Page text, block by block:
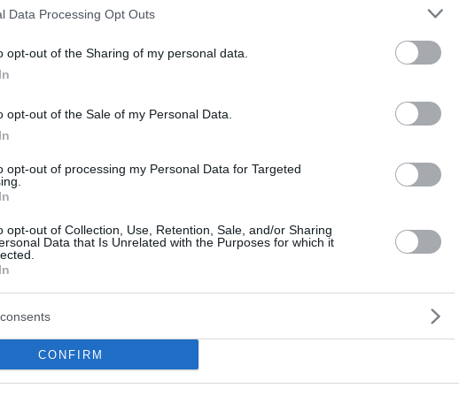
Data Processing Opt Outs
opt-out of the Sharing of my personal data.
opt-out of the Sale of my Personal Data.
opt-out of processing my Personal Data for Targeted
opt-out of Collection, Use, Retention, Sale, and/or Sharing
Data that Is Unrelated with the Purposes for which it
CONFIRM
taxissal szemben szabálysértési feljelentést tettek,
ki. Az Andrássy útról két taxit szállíttattak el,
tettek. A járműforgalom jelenleg mindenhol
Szervezetének (TÉSZ) elnöke a
24.hu-nak
javaslat is szerepel, melyet nem vagy részben, de
eredeti cél, a létszámstop és a tarifa-módosítás nincs
érdekében módosulna. Megdöbbentő és
mögött a többi társhatósággal karöltve eldönti a
– jelentette ki.